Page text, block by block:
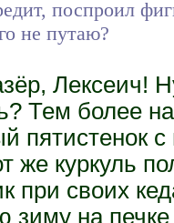
поспроил
не путаю?
Лексеич!
Тем более
пятистенок
же куркуль
при своих
зиму на